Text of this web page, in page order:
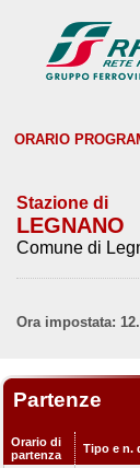
ORARIO
Stazione di
LEGNANO
Comune di
Ora impostata:
Partenze
Orario di
partenza
Tipo e n.